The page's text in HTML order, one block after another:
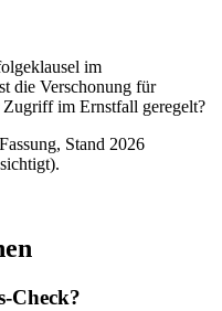
im
die Verschonung für
im Ernstfall geregelt?
Stand 2026
Check?